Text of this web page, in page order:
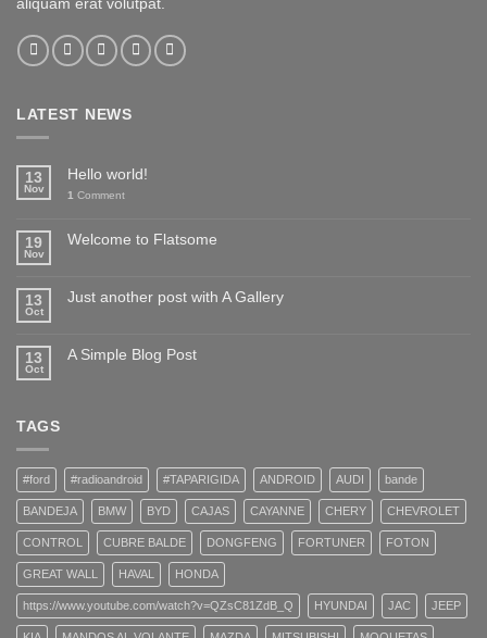
LATEST NEWS
13
Nov
Hello world!
1 Comment
19
Nov
Welcome to Flatsome
13
Oct
Just another post with A Gallery
13
Oct
A Simple Blog Post
TAGS
#ford #radioandroid #TAPARIGIDA ANDROID AUDI bande
BANDEJA BMW BYD CAJAS CAYANNE CHERY CHEVROLET
CONTROL CUBRE BALDE DONGFENG FORTUNER FOTON
GREAT WALL HAVAL HONDA
https://www.youtube.com/watch?v=QZsC81ZdB_Q HYUNDAI JAC JEEP